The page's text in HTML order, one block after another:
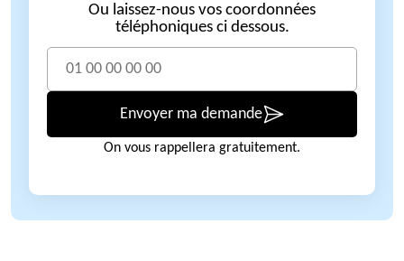
Ou laissez-nous vos coordonnées
téléphoniques ci dessous.
Envoyer ma demande
On vous rappellera gratuitement.